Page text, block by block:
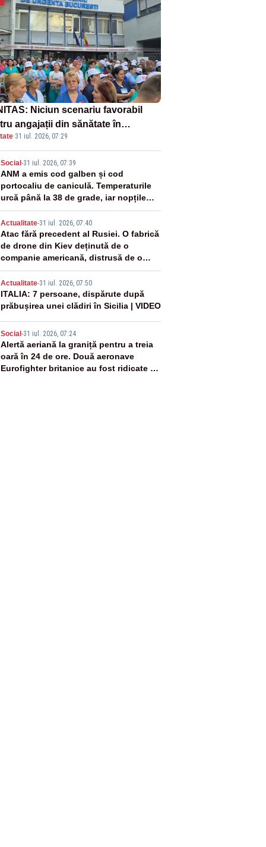
Niciun scenariu favorabil
angajații din sănătate în
Legii salarizării
·31 iul. 2026, 07:29
Social-31 iul. 2026, 07:39
ANM a emis cod galben și cod
portocaliu de caniculă. Temperaturile
urcă până la 38 de grade, iar nopțile
devin tropicale
Actualitate-31 iul. 2026, 07:40
Atac fără precedent al Rusiei. O fabrică
de drone din Kiev deținută de o
companie americană, distrusă de o
rachetă rusească
Actualitate-31 iul. 2026, 07:50
ITALIA: 7 persoane, dispărute după
prăbușirea unei clădiri în Sicilia | VIDEO
Social-31 iul. 2026, 07:24
Alertă aeriană la graniță pentru a treia
oară în 24 de ore. Două aeronave
Eurofighter britanice au fost ridicate de